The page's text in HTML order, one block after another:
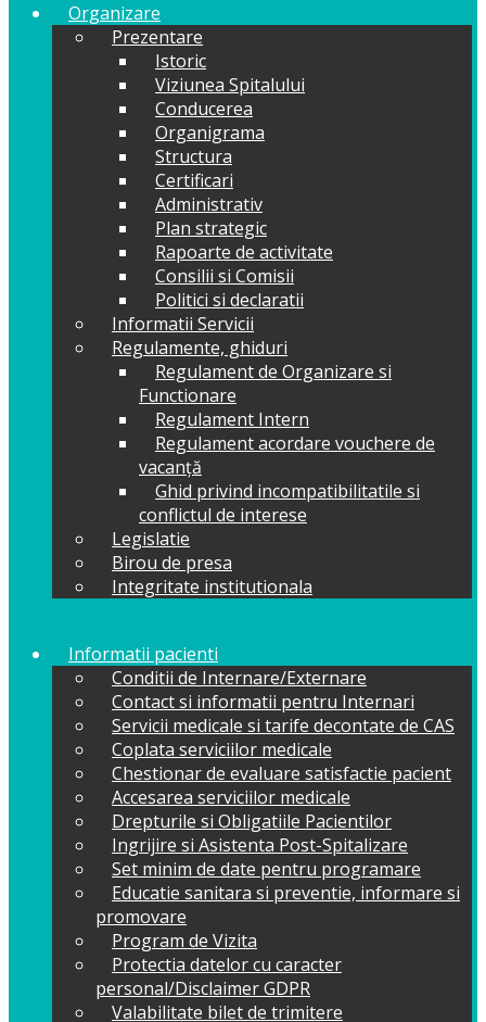
Organizare
Prezentare
Istoric
Viziunea Spitalului
Conducerea
Organigrama
Structura
Certificari
Administrativ
Plan strategic
Rapoarte de activitate
Consilii si Comisii
Politici si declaratii
Informatii Servicii
Regulamente, ghiduri
Regulament de Organizare si
Functionare
Regulament Intern
Regulament acordare vouchere de
vacanță
Ghid privind incompatibilitatile si
conflictul de interese
Legislatie
Birou de presa
Integritate institutionala
Informatii pacienti
Conditii de Internare/Externare
Contact si informatii pentru Internari
Servicii medicale si tarife decontate de CAS
Coplata serviciilor medicale
Chestionar de evaluare satisfactie pacient
Accesarea serviciilor medicale
Drepturile si Obligatiile Pacientilor
Ingrijire si Asistenta Post-Spitalizare
Set minim de date pentru programare
Educatie sanitara si preventie, informare si
promovare
Program de Vizita
Protectia datelor cu caracter
personal/Disclaimer GDPR
Valabilitate bilet de trimitere